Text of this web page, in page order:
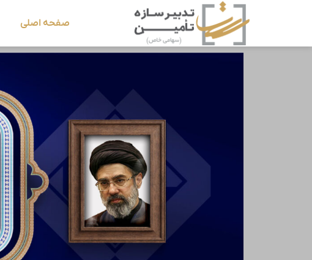
صفحه اصلی